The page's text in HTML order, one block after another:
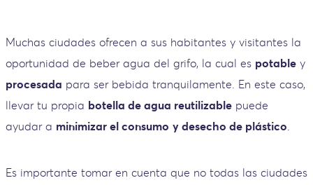
Muchas ciudades ofrecen a sus habitantes y visitantes la
oportunidad de beber agua del grifo, la cual es potable y
procesada para ser bebida tranquilamente. En este caso,
llevar tu propia botella de agua reutilizable puede
ayudar a minimizar el consumo y desecho de plástico
Es importante tomar en cuenta que no todas las ciudades